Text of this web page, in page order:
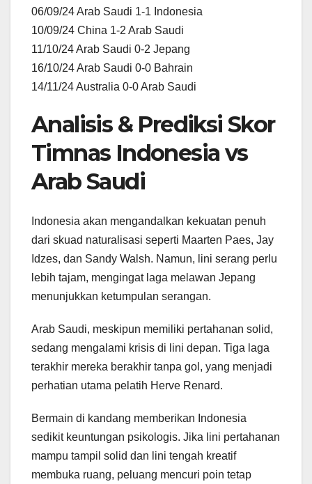
06/09/24 Arab Saudi 1-1 Indonesia
10/09/24 China 1-2 Arab Saudi
11/10/24 Arab Saudi 0-2 Jepang
16/10/24 Arab Saudi 0-0 Bahrain
14/11/24 Australia 0-0 Arab Saudi
Analisis & Prediksi Skor
Timnas Indonesia vs
Arab Saudi
Indonesia akan mengandalkan kekuatan penuh
dari skuad naturalisasi seperti Maarten Paes, Jay
Idzes, dan Sandy Walsh. Namun, lini serang perlu
lebih tajam, mengingat laga melawan Jepang
menunjukkan ketumpulan serangan.
Arab Saudi, meskipun memiliki pertahanan solid,
sedang mengalami krisis di lini depan. Tiga laga
terakhir mereka berakhir tanpa gol, yang menjadi
perhatian utama pelatih Herve Renard.
Bermain di kandang memberikan Indonesia
sedikit keuntungan psikologis. Jika lini pertahanan
mampu tampil solid dan lini tengah kreatif
membuka ruang, peluang mencuri poin tetap